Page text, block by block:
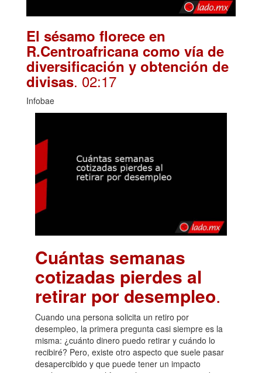
El sésamo florece en
R.Centroafricana como vía de
diversificación y obtención de
divisas. 02:17
Infobae
Cuántas semanas
cotizadas pierdes al
retirar por desempleo.
Cuando una persona solicita un retiro por
desempleo, la primera pregunta casi siempre es la
misma: ¿cuánto dinero puedo retirar y cuándo lo
recibiré? Pero, existe otro aspecto que suele pasar
desapercibido y que puede tener un impacto